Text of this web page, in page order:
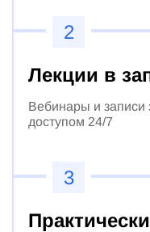
2
Лекции в
Вебинары и записи
доступом 24/7
3